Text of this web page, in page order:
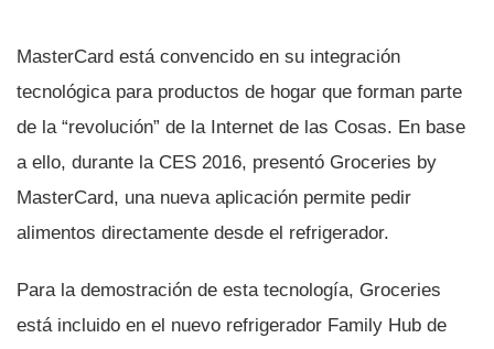
MasterCard está convencido en su integración
tecnológica para productos de hogar que forman parte
de la “revolución” de la Internet de las Cosas. En base
a ello, durante la CES 2016, presentó Groceries by
MasterCard, una nueva aplicación permite pedir
alimentos directamente desde el refrigerador.
Para la demostración de esta tecnologí­a, Groceries
está incluido en el nuevo refrigerador Family Hub de